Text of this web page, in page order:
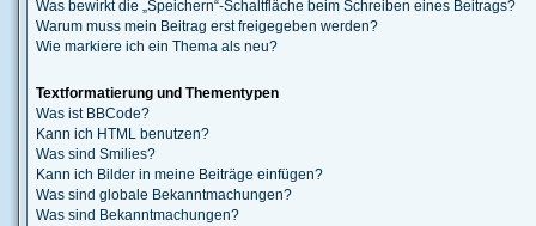
Was bewirkt die „Speichern“-Schaltfläche beim Schreiben eines Beitrags?
Warum muss mein Beitrag erst freigegeben werden?
Wie markiere ich ein Thema als neu?
Textformatierung und Thementypen
Was ist BBCode?
Kann ich HTML benutzen?
Was sind Smilies?
Kann ich Bilder in meine Beiträge einfügen?
Was sind globale Bekanntmachungen?
Was sind Bekanntmachungen?